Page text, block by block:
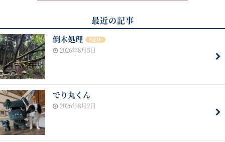
最近の記事
倒木処理 NEW
2026年8月5日
でり丸くん
2026年8月2日